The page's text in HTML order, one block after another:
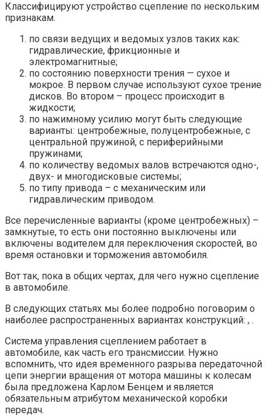
Классифицируют устройство сцепление по нескольким
признакам.
по связи ведущих и ведомых узлов таких как:
гидравлические, фрикционные и
электромагнитные;
по состоянию поверхности трения — сухое и
мокрое. В первом случае используют сухое трение
дисков. Во втором – процесс происходит в
жидкости;
по нажимному усилию могут быть следующие
варианты: центробежные, полуцентробежные, с
центральной пружиной, с периферийными
пружинами;
по количеству ведомых валов встречаются одно-,
двух- и многодисковые системы;
по типу привода – с механическим или
гидравлическим приводом.
Все перечисленные варианты (кроме центробежных) –
замкнутые, то есть они постоянно выключены или
включены водителем для переключения скоростей, во
время остановки и торможения автомобиля.
Вот так, пока в общих чертах, для чего нужно сцепление
в автомобиле.
В следующих статьях мы более подробно поговорим о
наиболее распространенных вариантах конструкций: , .
Система управления сцеплением работает в
автомобиле, как часть его трансмиссии. Нужно
вспомнить, что идея временного разрыва передаточной
цепи энергии вращения от мотора машины к колесам
была предложена Карлом Бенцем и является
обязательным атрибутом механической коробки
передач.